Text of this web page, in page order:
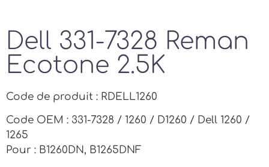
Dell 331-7328 Reman
Ecotone 2.5K
Code de produit : RDELL1260
Code OEM : 331-7328 / 1260 / D1260 / Dell 1260 /
1265
Pour : B1260DN, B1265DNF